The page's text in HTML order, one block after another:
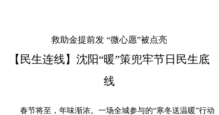
救助金提前发 “微心愿”被点亮
【民生连线】沈阳“暖”策兜牢节日民生底
线
春节将至，年味渐浓。一场全城参与的“寒冬送温暖”行动